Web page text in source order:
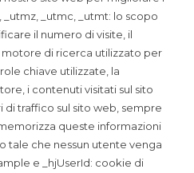
_utmz, _utmc, _utmt: lo scopo
il numero di visite, il
di ricerca utilizzato per
chiave utilizzate, la
i contenuti visitati sul sito
traffico sul sito web, sempre
queste informazioni
tale che nessun utente venga
e _hjUserId: cookie di